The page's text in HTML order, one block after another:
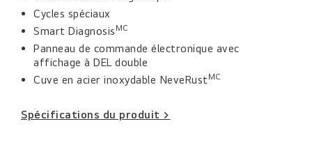
Cycles spéciaux
Smart Diagnosis MC
Panneau de commande électronique avec
affichage à DEL double
Cuve en acier inoxydable NeveRustMC
Spécifications du produit >